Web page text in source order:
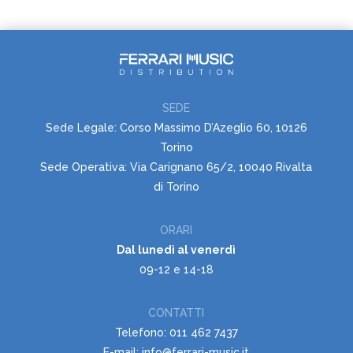
SEDE
Sede Legale: Corso Massimo D’Azeglio 60, 10126
Torino
Sede Operativa: Via Carignano 65/2, 10040 Rivalta
di Torino
ORARI
Dal lunedì al venerdì
09-12 e 14-18
CONTATTI
Telefono: 011 462 7437